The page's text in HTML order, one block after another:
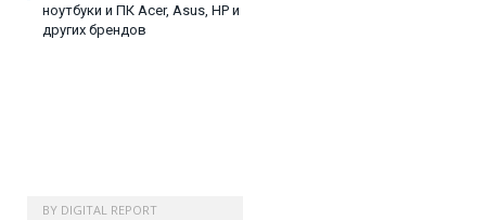
ноутбуки и ПК Acer, Asus, HP и
других брендов
BY DIGITAL REPORT